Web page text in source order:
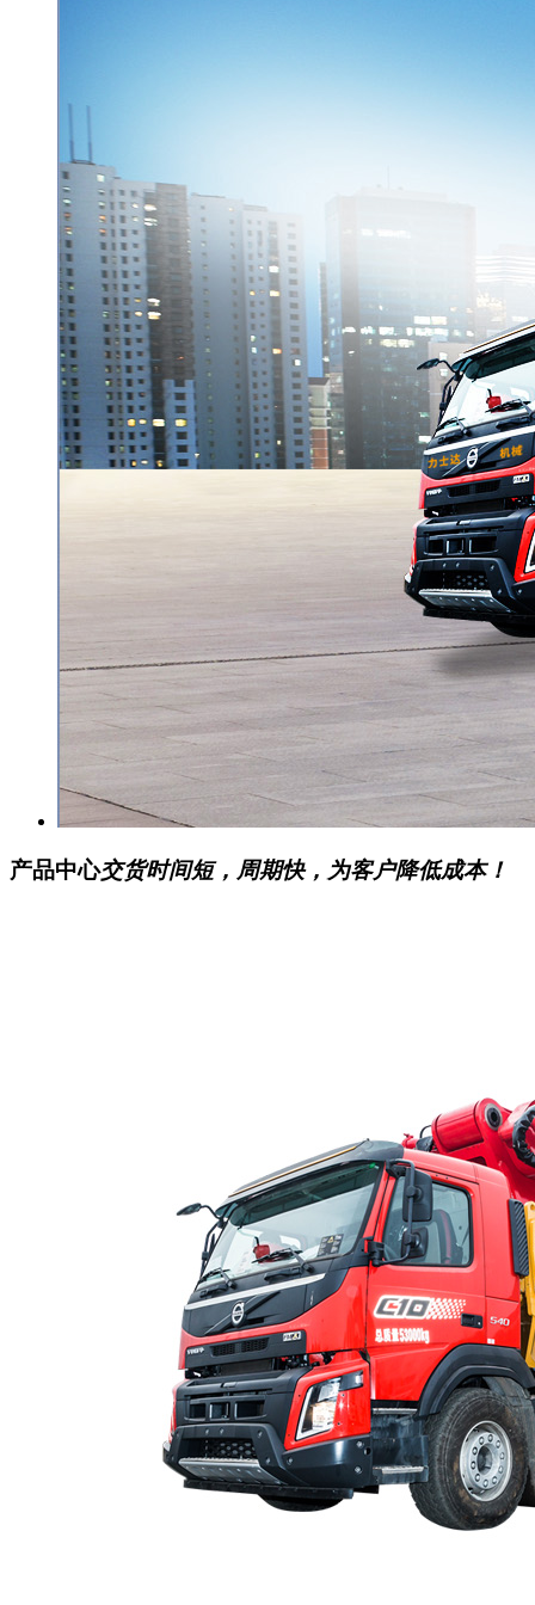
产品中心交货时间短，周期快，为客户降低成本！